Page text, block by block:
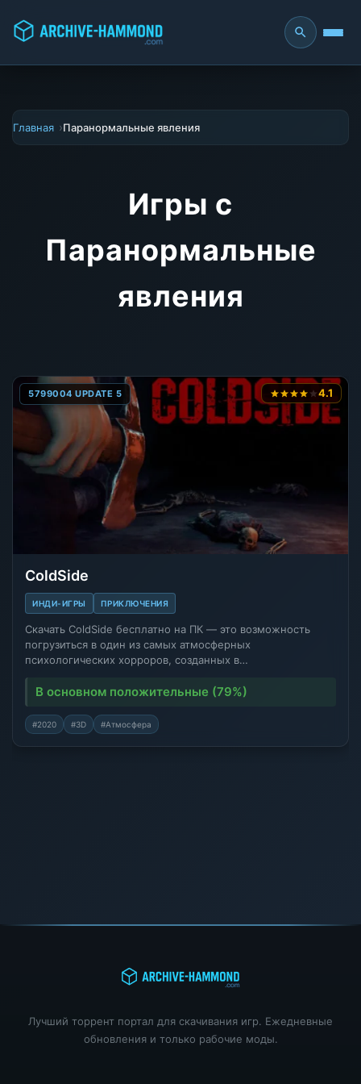
Главная Паранормальные явления
Игры с
Паранормальные
явления
5799004 UPDATE 5 4.1
ColdSide
ИНДИ-ИГРЫ ПРИКЛЮЧЕНИЯ
Скачать ColdSide бесплатно на ПК — это возможность
погрузиться в один из самых атмосферных
психологических хорроров, созданных в…
В основном положительные (79%)
#2020 #3D #Атмосфера
Лучший торрент портал для скачивания игр. Ежедневные
обновления и только рабочие моды.